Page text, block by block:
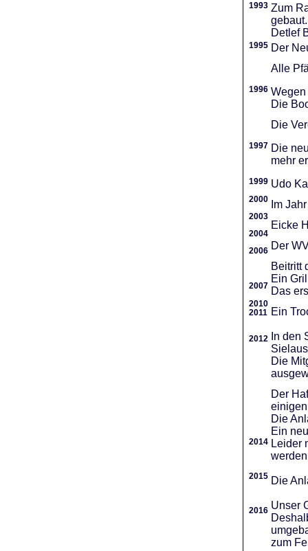
1993 Zum
gebaut.
Detlef
1995 Der
Alle
1996
Die
Die
1997 Die
mehr
1999
2000
2003
2004
2006
2007
2010
2011
2012
2014
2015
2016
Udo
Im
Eicke
Der
Beitritt
Ein
Das
Ein
In den
Die
Der
Die
Ein
Leider
Die
Unser
zum